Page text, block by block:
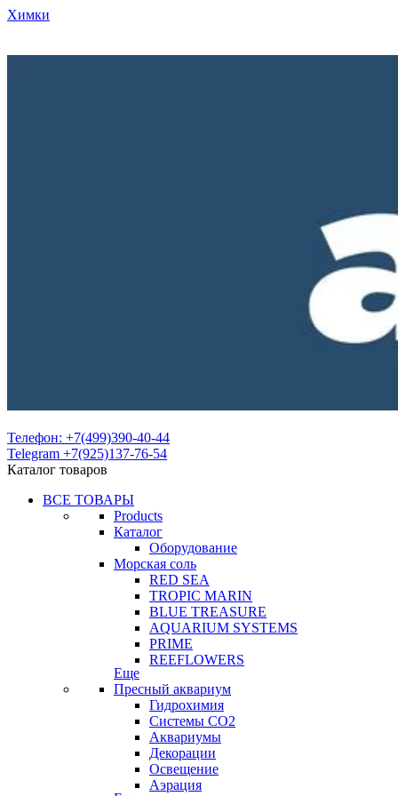
Химки
Телефон: +7(499)390-40-44
Telegram +7(925)137-76-54
Каталог товаров
ВСЕ ТОВАРЫ
Products
Каталог
Оборудование
Морская соль
RED SEA
TROPIC MARIN
BLUE TREASURE
AQUARIUM SYSTEMS
PRIME
REEFLOWERS
Еще
Пресный аквариум
Гидрохимия
Системы СО2
Аквариумы
Декорации
Освещение
Аэрация